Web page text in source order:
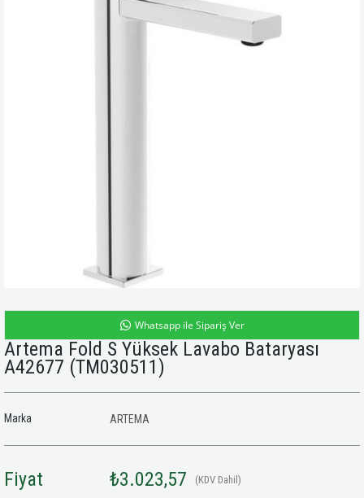
Whatsapp ile Sipariş Ver
Artema Fold S Yüksek Lavabo Bataryası
A42677 (TM030511)
Marka ARTEMA
Fiyat ₺3.023,57 (KDV Dahil)